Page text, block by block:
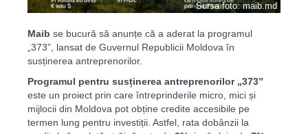
Sursa foto: maib.md
Maib se bucură să anunțe că a aderat la programul
„373”, lansat de Guvernul Republicii Moldova în
susținerea antreprenorilor.
Programul pentru susținerea antreprenorilor „373”
este un proiect prin care întreprinderile micro, mici și
mijlocii din Moldova pot obține credite accesibile pe
termen lung pentru investiții. Astfel, rata dobânzii la